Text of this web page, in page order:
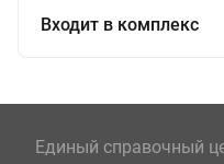
Входит в комплекс
Единый справочный